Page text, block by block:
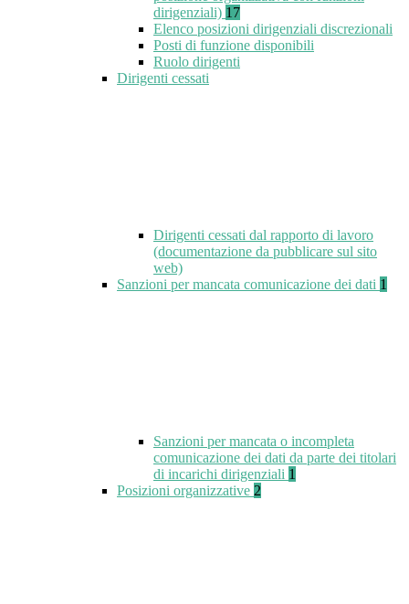
dirigenziali) 17
Elenco posizioni dirigenziali discrezionali
Posti di funzione disponibili
Ruolo dirigenti
Dirigenti cessati
Dirigenti cessati dal rapporto di lavoro
(documentazione da pubblicare sul sito
web)
Sanzioni per mancata comunicazione dei dati 1
Sanzioni per mancata o incompleta
comunicazione dei dati da parte dei titolari
di incarichi dirigenziali 1
Posizioni organizzative 2